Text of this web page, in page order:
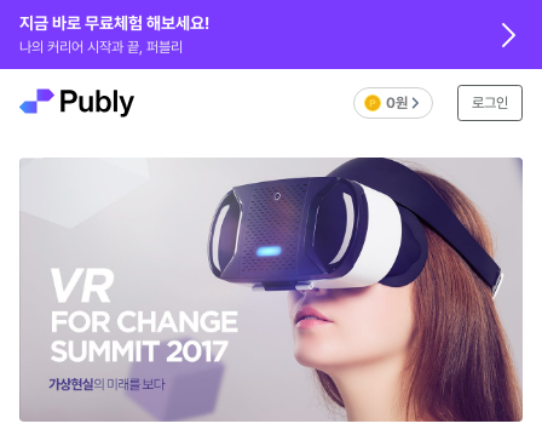
0원 로그인
지금 바로 무료체험 해보세요!
나의 커리어 시작과 끝, 퍼블리